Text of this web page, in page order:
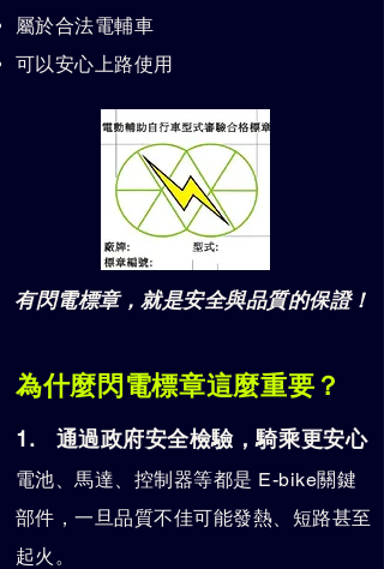
屬於合法電輔車
可以安心上路使用
有閃電標章，就是安全與品質的保證！
為什麼閃電標章這麼重要？
1. 通過政府安全檢驗，騎乘更安心
電池、馬達、控制器等都是 E-bike關鍵
部件，一旦品質不佳可能發熱、短路甚至
起火。